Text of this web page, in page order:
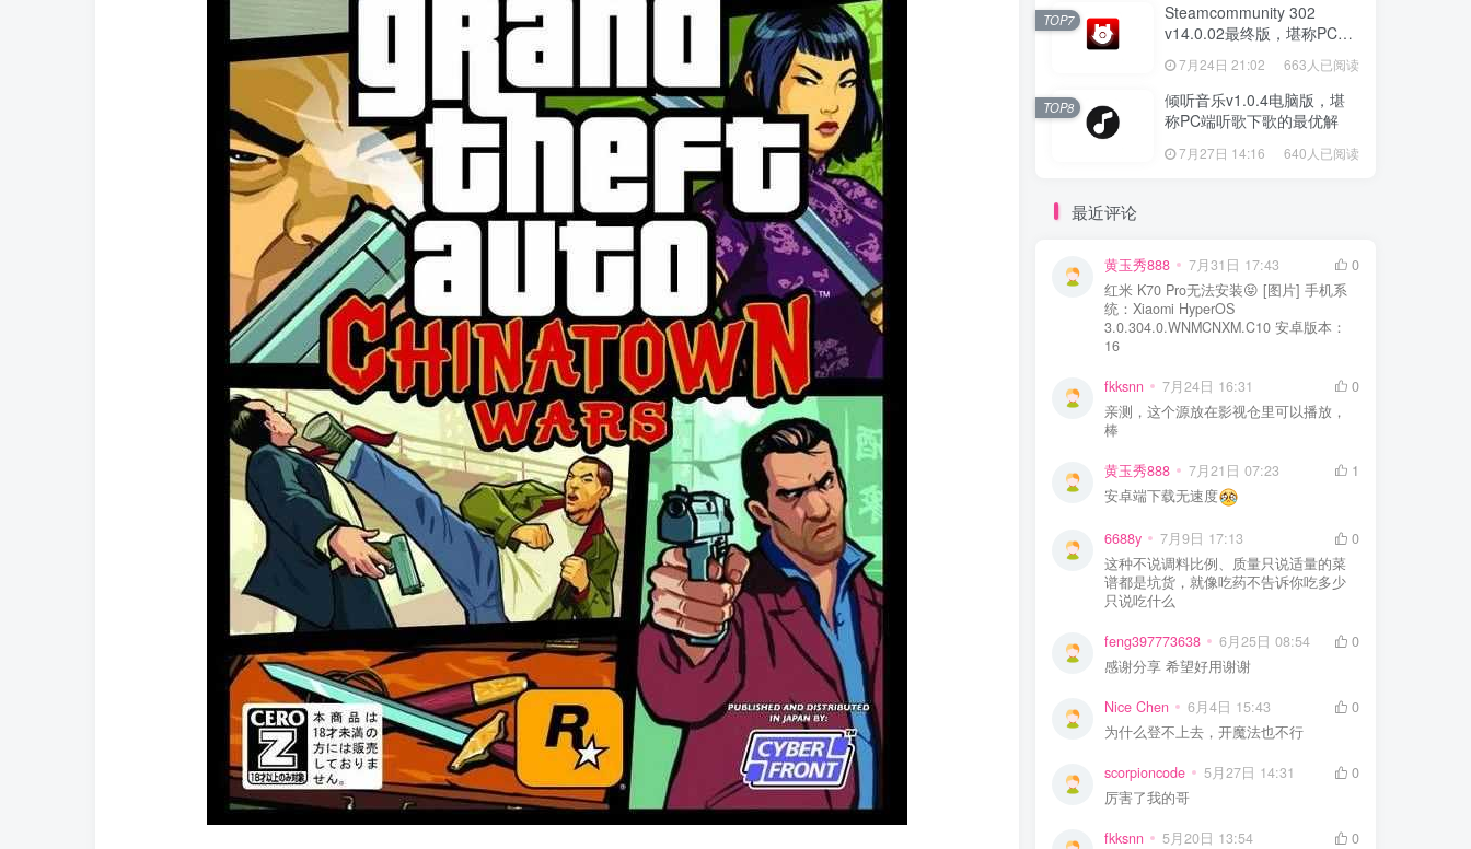
Steamcommunity 302
v14.0.02最终版，堪称PC玩
家必备的网络工具箱
7月24日 21:02 663人已阅读
TOP7
倾听音乐v1.0.4电脑版，堪
称PC端听歌下歌的最优解
7月27日 14:16 640人已阅读
TOP8
最近评论
黄玉秀888 7月31日 17:43
0
红米 K70 Pro无法安装😝 [图片] 手机系
统：Xiaomi HyperOS
3.0.304.0.WNMCNXM.C10 安卓版本：
16
fkksnn 7月24日 16:31
0
亲测，这个源放在影视仓里可以播放，
棒
黄玉秀888 7月21日 07:23
1
安卓端下载无速度
6688y 7月9日 17:13
0
这种不说调料比例、质量只说适量的菜
谱都是坑货，就像吃药不告诉你吃多少
只说吃什么
feng397773638 6月25日 08:54
0
感谢分享 希望好用谢谢
Nice Chen 6月4日 15:43
0
为什么登不上去，开魔法也不行
scorpioncode 5月27日 14:31
0
厉害了我的哥
fkksnn 5月20日 13:54
0